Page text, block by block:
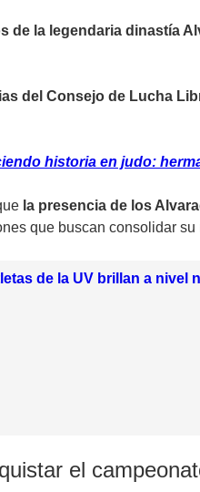
de la legendaria dinastía
del Consejo de Lucha
historia en judo:
la presencia de los
que buscan consolidar su
de la UV brillan a nivel
el